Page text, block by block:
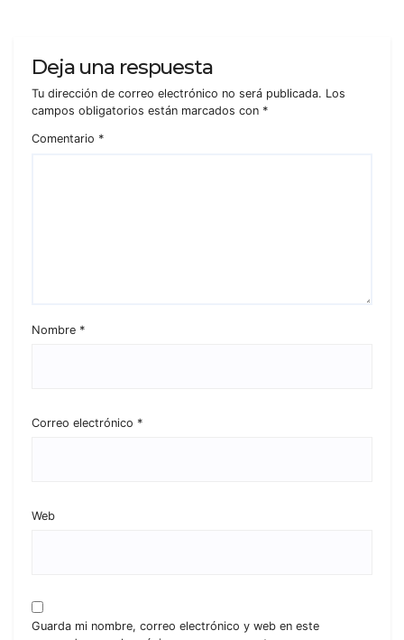
Deja una respuesta
Tu dirección de correo electrónico no será publicada. Los
campos obligatorios están marcados con *
Comentario *
Nombre *
Correo electrónico *
Web
Guarda mi nombre, correo electrónico y web en este